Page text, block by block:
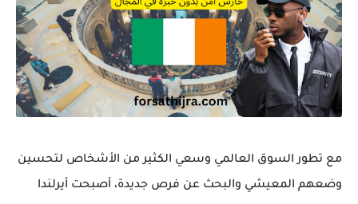
مع تطور السوق العالمي وسعي الكثير من الأشخاص لتحسين
وضعهم المعيشي والبحث عن فرص جديدة، أصبحت أيرلندا